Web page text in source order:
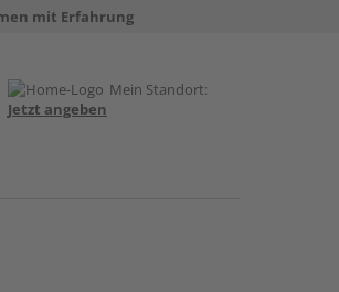
mit Erfahrung
Mein Standort:
Jetzt angeben